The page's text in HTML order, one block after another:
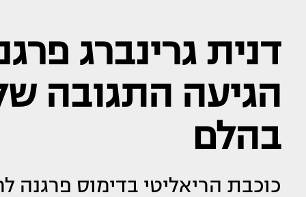
דנית גרינברג
הגיעה התגובה
בהלם
כוכבת הריאליטי בדימוס